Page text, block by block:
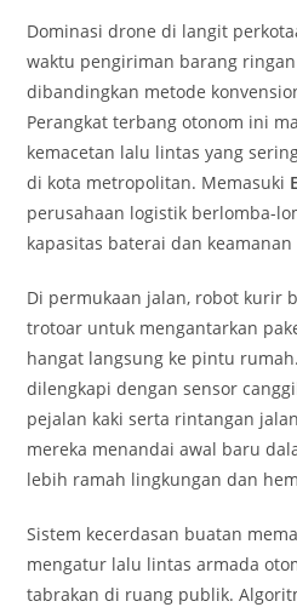
Dominasi drone di langit
waktu pengiriman barang
dibandingkan metode
Perangkat terbang otonom ini
kemacetan lalu lintas yang
di kota metropolitan. Memasuki
perusahaan logistik berlomba-
kapasitas baterai dan
Di permukaan jalan, robot kurir
trotoar untuk mengantarkan
hangat langsung ke pintu
dilengkapi dengan sensor
pejalan kaki serta rintangan
mereka menandai awal baru
lebih ramah lingkungan dan
Sistem kecerdasan buatan
mengatur lalu lintas armada
tabrakan di ruang publik.